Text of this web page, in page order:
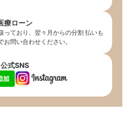
療ローン
っており、翌々月からの分割 払いも
問い合わせください。
公式SNS